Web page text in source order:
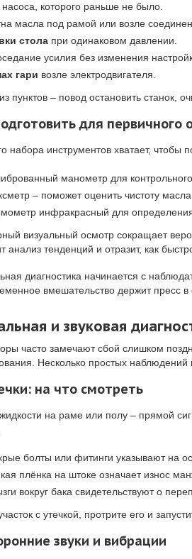
насоса, которого раньше не было.
масла под рамой или возле
стола при одинаковом давлении.
усилия без изменения
гари возле электродвигателя.
пунктов – повод остановить станок,
для первичного
набора инструментов хватает, чтобы
манометр для
– поможет оценить чистоту масла
инфракрасный для определения
визуальный осмотр сокращает
анализ тенденций и отразит, как
диагностика начинается с
вмешательство держит пресс в
и звуковая
часто замечают сбой слишком
Несколько простых
на что смотреть
на раме или полу – прямой
болты или фитинги указывают на
плёнка на штоке означает износ
вокруг бака свидетельствуют о
с утечкой, протрите его и
звуки и вибрации